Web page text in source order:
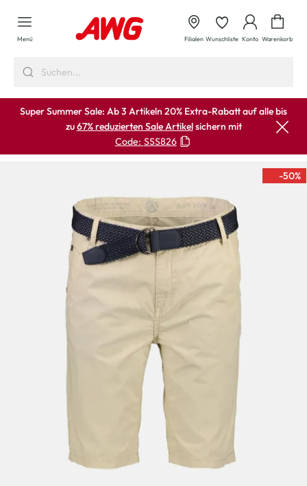
springen
Menü Filialen Wunschliste Konto Warenkorb
Super Summer Sale: Ab 3 Artikeln 20% Extra-Rabatt auf alle bis
zu67% reduzierten Sale Artikelsichern mit
Code: SSS826
-50%